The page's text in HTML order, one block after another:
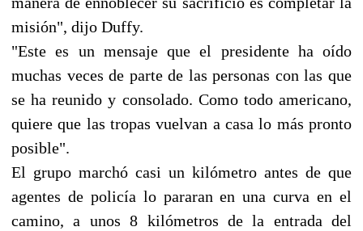
misión", dijo Duffy.
"Este es un mensaje que el presidente ha oído
muchas veces de parte de las personas con las que
se ha reunido y consolado. Como todo americano,
quiere que las tropas vuelvan a casa lo más pronto
posible".
El grupo marchó casi un kilómetro antes de que
agentes de policía lo pararan en una curva en el
camino, a unos 8 kilómetros de la entrada del